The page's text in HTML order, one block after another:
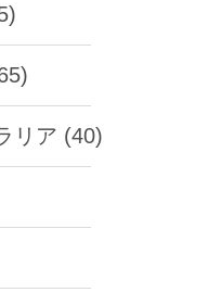
リア (40)